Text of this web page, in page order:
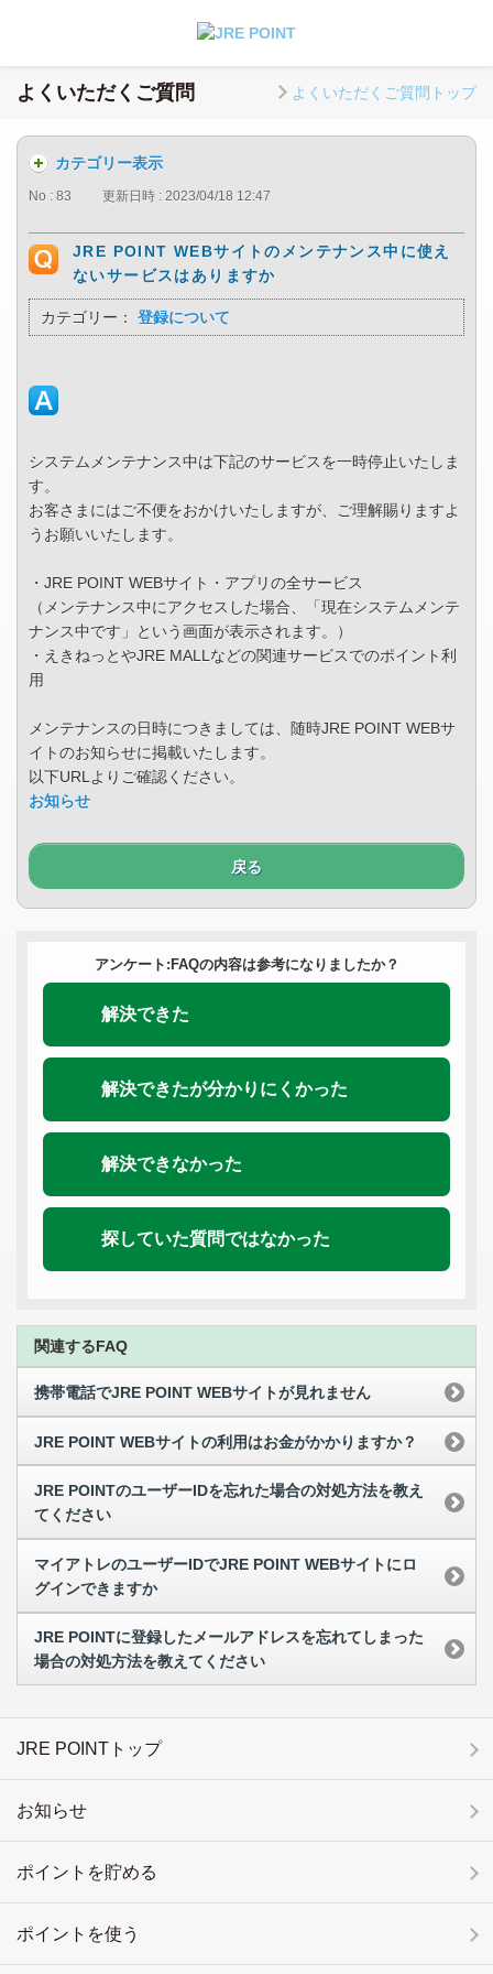
よくいただくご質問 よくいただくご質問トップ
カテゴリー表示
No : 83 更新日時 : 2023/04/18 12:47
JRE POINT WEBサイトのメンテナンス中に使え
ないサービスはありますか
カテゴリー： 登録について
システムメンテナンス中は下記のサービスを一時停止いたしま
す。
お客さまにはご不便をおかけいたしますが、ご理解賜りますよ
うお願いいたします。
・JRE POINT WEBサイト・アプリの全サービス
（メンテナンス中にアクセスした場合、「現在システムメンテ
ナンス中です」という画面が表示されます。）
・えきねっとやJRE MALLなどの関連サービスでのポイント利
用
メンテナンスの日時につきましては、随時JRE POINT WEBサ
イトのお知らせに掲載いたします。
以下URLよりご確認ください。
お知らせ
戻る
アンケート:FAQの内容は参考になりましたか？
解決できた
解決できたが分かりにくかった
解決できなかった
探していた質問ではなかった
関連するFAQ
携帯電話でJRE POINT WEBサイトが見れません
JRE POINT WEBサイトの利用はお金がかかりますか？
JRE POINTのユーザーIDを忘れた場合の対処方法を教え
てください
マイアトレのユーザーIDでJRE POINT WEBサイトにロ
グインできますか
JRE POINTに登録したメールアドレスを忘れてしまった
場合の対処方法を教えてください
JRE POINTトップ
お知らせ
ポイントを貯める
ポイントを使う